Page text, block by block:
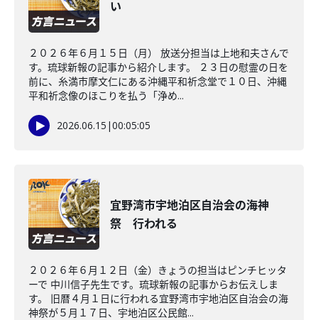
い
２０２６年６月１５日（月） 放送分担当は上地和夫さんで
す。琉球新報の記事から紹介します。 ２３日の慰霊の日を
前に、糸満市摩文仁にある沖縄平和祈念堂で１０日、沖縄
平和祈念像のほこりを払う「浄め...
2026.06.15 |00:05:05
宜野湾市宇地泊区自治会の海神
祭 行われる
２０２６年６月１２日（金）きょうの担当はピンチヒッタ
ーで 中川信子先生です。琉球新報の記事からお伝えしま
す。 旧暦４月１日に行われる宜野湾市宇地泊区自治会の海
神祭が５月１７日、宇地泊区公民館...